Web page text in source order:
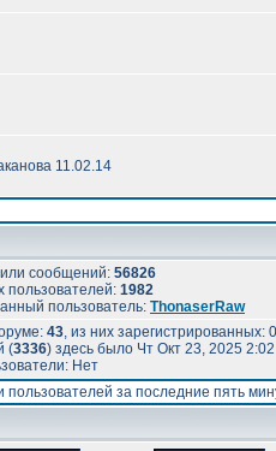
11.02.14
сообщений: 56826
пользователей: 1982
пользователь: ThonaserRaw
43, из них
(3336) здесь было Чт Окт 23, 2025
Нет
за последние пять